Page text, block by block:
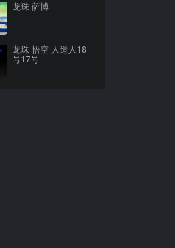
龙珠 萨博
龙珠 悟空 人造人18
号17号